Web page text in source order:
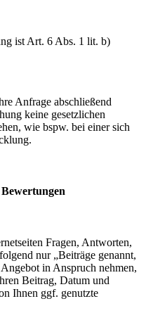
ist Art. 6 Abs. 1 lit. b)
Anfrage abschließend
keine gesetzlichen
wie bspw. bei einer sich
Fragen, Antworten,
nur „Beiträge genannt,
in Anspruch nehmen,
Beitrag, Datum und
Ihnen ggf. genutzte